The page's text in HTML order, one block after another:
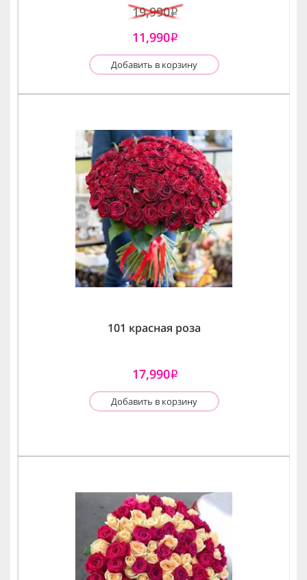
19,990i
11,990i
Добавить в корзину
101 красная роза
17,990i
Добавить в корзину